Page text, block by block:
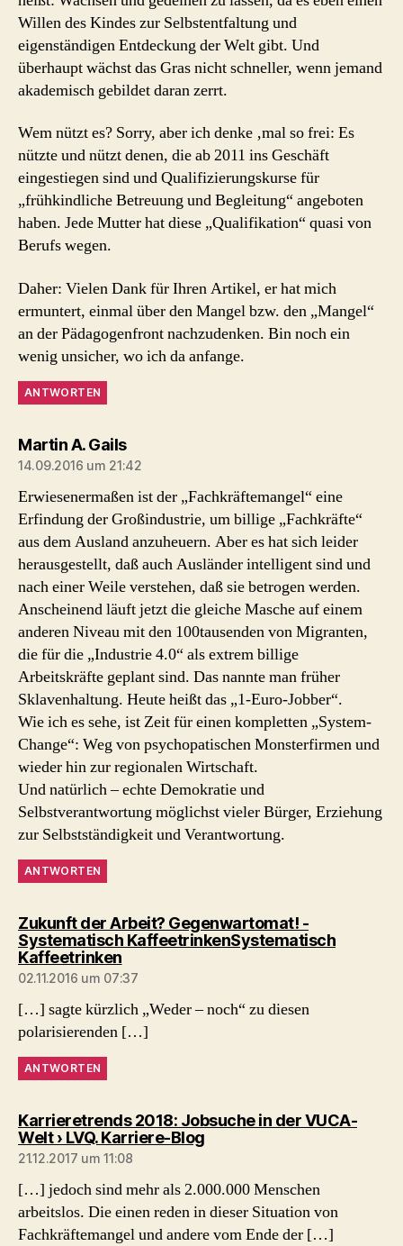
Willen des Kindes zur Selbstentfaltung und
eigenständigen Entdeckung der Welt gibt. Und
überhaupt wächst das Gras nicht schneller, wenn jemand
akademisch gebildet daran zerrt.
Wem nützt es? Sorry, aber ich denke ‚mal so frei: Es
nützte und nützt denen, die ab 2011 ins Geschäft
eingestiegen sind und Qualifizierungskurse für
„frühkindliche Betreuung und Begleitung“ angeboten
haben. Jede Mutter hat diese „Qualifikation“ quasi von
Berufs wegen.
Daher: Vielen Dank für Ihren Artikel, er hat mich
ermuntert, einmal über den Mangel bzw. den „Mangel“
an der Pädagogenfront nachzudenken. Bin noch ein
wenig unsicher, wo ich da anfange.
ANTWORTEN
Martin A. Gailssagt:
14.09.2016 um 21:42
Erwiesenermaßen ist der „Fachkräftemangel“ eine
Erfindung der Großindustrie, um billige „Fachkräfte“
aus dem Ausland anzuheuern. Aber es hat sich leider
herausgestellt, daß auch Ausländer intelligent sind und
nach einer Weile verstehen, daß sie betrogen werden.
Anscheinend läuft jetzt die gleiche Masche auf einem
anderen Niveau mit den 100tausenden von Migranten,
die für die „Industrie 4.0“ als extrem billige
Arbeitskräfte geplant sind. Das nannte man früher
Sklavenhaltung. Heute heißt das „1-Euro-Jobber“.
Wie ich es sehe, ist Zeit für einen kompletten „System-
Change“: Weg von psychopatischen Monsterfirmen und
wieder hin zur regionalen Wirtschaft.
Und natürlich – echte Demokratie und
Selbstverantwortung möglichst vieler Bürger, Erziehung
zur Selbstständigkeit und Verantwortung.
ANTWORTEN
Zukunft der Arbeit? Gegenwartomat! -
Systematisch KaffeetrinkenSystematisch
Kaffeetrinkensagt:
02.11.2016 um 07:37
[…] sagte kürzlich „Weder – noch“ zu diesen
polarisierenden […]
ANTWORTEN
Karrieretrends 2018: Jobsuche in der VUCA-
Welt › LVQ. Karriere-Blogsagt:
21.12.2017 um 11:08
[…] jedoch sind mehr als 2.000.000 Menschen
arbeitslos. Die einen reden in dieser Situation von
Fachkräftemangel und andere vom Ende der […]